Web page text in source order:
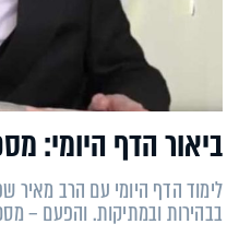
ביאור הדף היומי:
לימוד הדף היומי עם הרב מאיר
בבהירות ובמתיקות. והפעם –